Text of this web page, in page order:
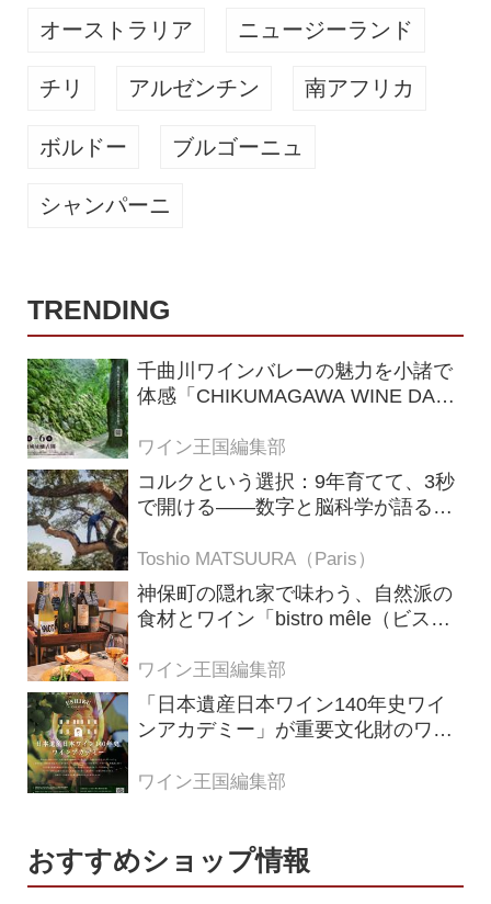
オーストラリア ニュージーランド
チリ アルゼンチン 南アフリカ
ボルドー ブルゴーニュ
シャンパーニ
TRENDING
千曲川ワインバレーの魅力を小諸で
体感「CHIKUMAGAWA WINE DAYS
ワイン王国編集部
コルクという選択：9年育てて、3秒
で開ける——数字と脳科学が語る栓
Toshio MATSUURA（Paris）
神保町の隠れ家で味わう、自然派の
食材とワイン「bistro mêle（ビスト
ワイン王国編集部
「日本遺産日本ワイン140年史ワイ
ンアカデミー」が重要文化財のワイ
（2026年6月28日応募締め切り）
ワイン王国編集部
おすすめショップ情報